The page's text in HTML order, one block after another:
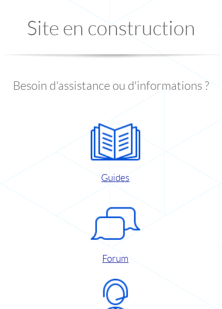
Site en construction
Besoin d'assistance ou d'informations ?
Guides
Forum